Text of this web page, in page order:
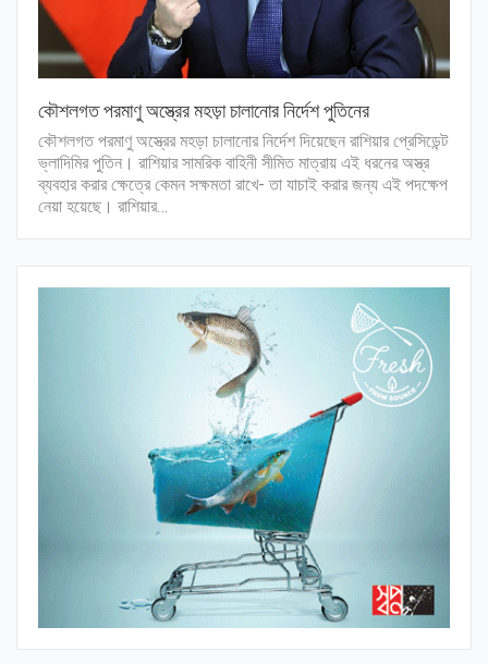
কৌশলগত পরমাণু অস্ত্রের মহড়া চালানোর নির্দেশ পুতিনের
কৌশলগত পরমাণু অস্ত্রের মহড়া চালানোর নির্দেশ দিয়েছেন রাশিয়ার প্রেসিডেন্ট
ভ্লাদিমির পুতিন। রাশিয়ার সামরিক বাহিনী সীমিত মাত্রায় এই ধরনের অস্ত্র
ব্যবহার করার ক্ষেত্রে কেমন সক্ষমতা রাখে- তা যাচাই করার জন্য এই পদক্ষেপ
নেয়া হয়েছে। রাশিয়ার…